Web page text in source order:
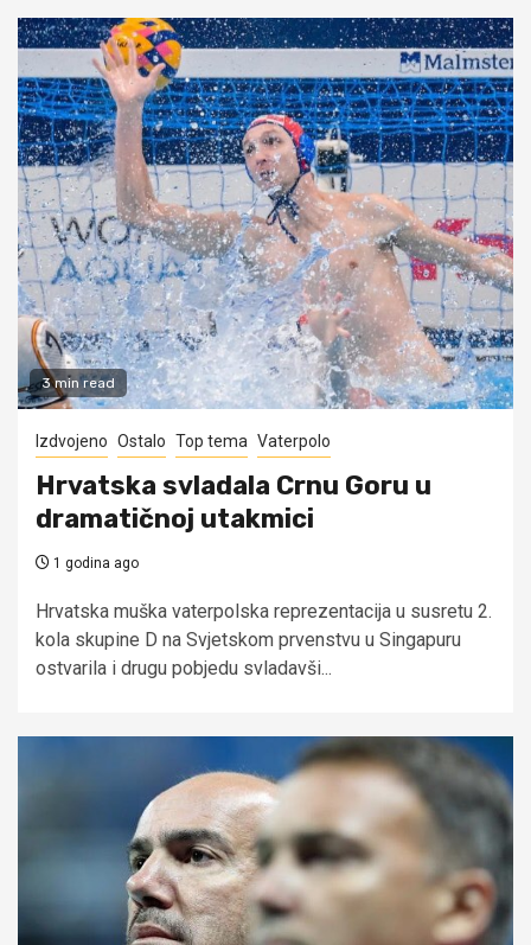
3 min read
Izdvojeno Ostalo Top tema Vaterpolo
Hrvatska svladala Crnu Goru u
dramatičnoj utakmici
1 godina ago
Hrvatska muška vaterpolska reprezentacija u susretu 2.
kola skupine D na Svjetskom prvenstvu u Singapuru
ostvarila i drugu pobjedu svladavši...